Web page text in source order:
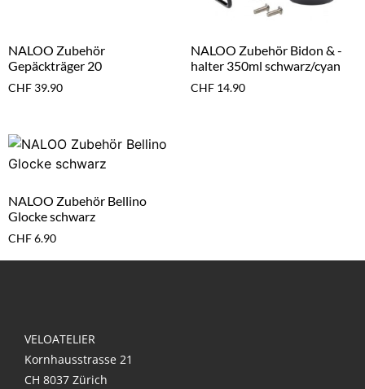
NALOO Zubehör
Gepäckträger 20
CHF 39.90
NALOO Zubehör Bidon & -
halter 350ml schwarz/cyan
CHF 14.90
NALOO Zubehör Bellino
Glocke schwarz
CHF6.90
VELOATELIER
Kornhausstrasse 21
CH 8037 Zürich